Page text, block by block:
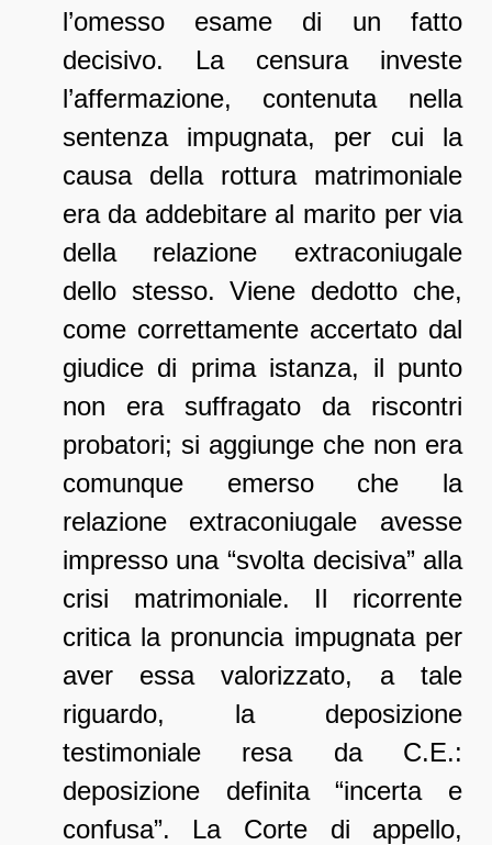
l’omesso esame di un fatto
decisivo. La censura investe
l’affermazione, contenuta nella
sentenza impugnata, per cui la
causa della rottura matrimoniale
era da addebitare al marito per via
della relazione extraconiugale
dello stesso. Viene dedotto che,
come correttamente accertato dal
giudice di prima istanza, il punto
non era suffragato da riscontri
probatori; si aggiunge che non era
comunque emerso che la
relazione extraconiugale avesse
impresso una “svolta decisiva” alla
crisi matrimoniale. Il ricorrente
critica la pronuncia impugnata per
aver essa valorizzato, a tale
riguardo, la deposizione
testimoniale resa da C.E.:
deposizione definita “incerta e
confusa”. La Corte di appello,